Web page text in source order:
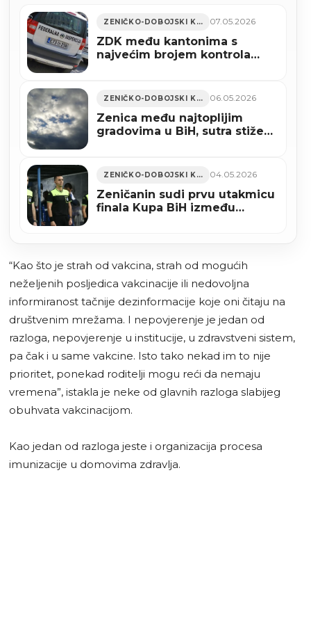
ZENIČKO-DOBOJSKI KANTON 07.05.2026
ZDK među kantonima s
najvećim brojem kontrola
ZENIČKO-DOBOJSKI KANTON 06.05.2026
Zenica među najtoplijim
gradovima u BiH, sutra stiže
ZENIČKO-DOBOJSKI KANTON 04.05.2026
Zeničanin sudi prvu utakmicu
finala Kupa BiH između
“Kao što je strah od vakcina, strah od mogućih
neželjenih posljedica vakcinacije ili nedovoljna
informiranost tačnije dezinformacije koje oni čitaju na
društvenim mrežama. I nepovjerenje je jedan od
razloga, nepovjerenje u institucije, u zdravstveni sistem,
pa čak i u same vakcine. Isto tako nekad im to nije
prioritet, ponekad roditelji mogu reći da nemaju
vremena”, istakla je neke od glavnih razloga slabijeg
obuhvata vakcinacijom.
Kao jedan od razloga jeste i organizacija procesa
imunizacije u domovima zdravlja.